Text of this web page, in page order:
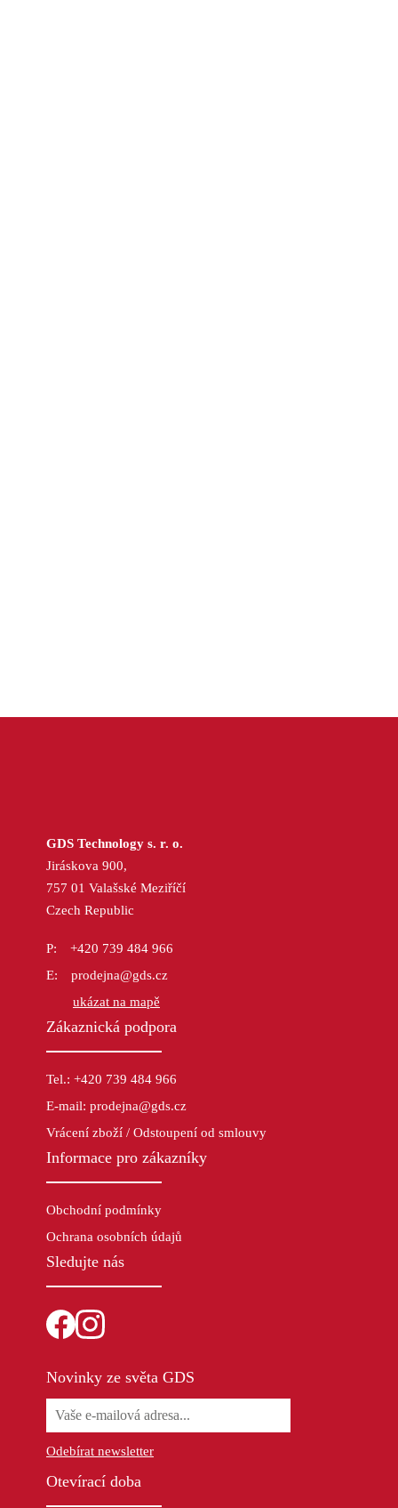
GDS Technology s. r. o.
Jiráskova 900,
757 01 Valašské Meziříčí
Czech Republic
+420 739 484 966
prodejna@gds.cz
ukázat na mapě
Zákaznická podpora
Tel.: +420 739 484 966
E-mail: prodejna@gds.cz
Vrácení zboží / Odstoupení od smlouvy
Informace pro zákazníky
Obchodní podmínky
Ochrana osobních údajů
Sledujte nás
Novinky ze světa GDS
Odebírat newsletter
Otevírací doba